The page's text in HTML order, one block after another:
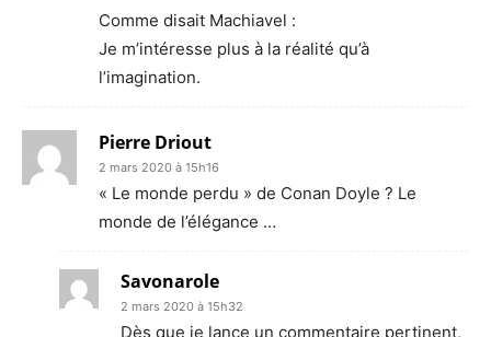
Comme disait Machiavel :
Je m’intéresse plus à la réalité qu’à
l’imagination.
Pierre Driout
2 mars 2020 à 15h16
« Le monde perdu » de Conan Doyle ? Le
monde de l’élégance …
Savonarole
2 mars 2020 à 15h32
Dès que je lance un commentaire pertinent,